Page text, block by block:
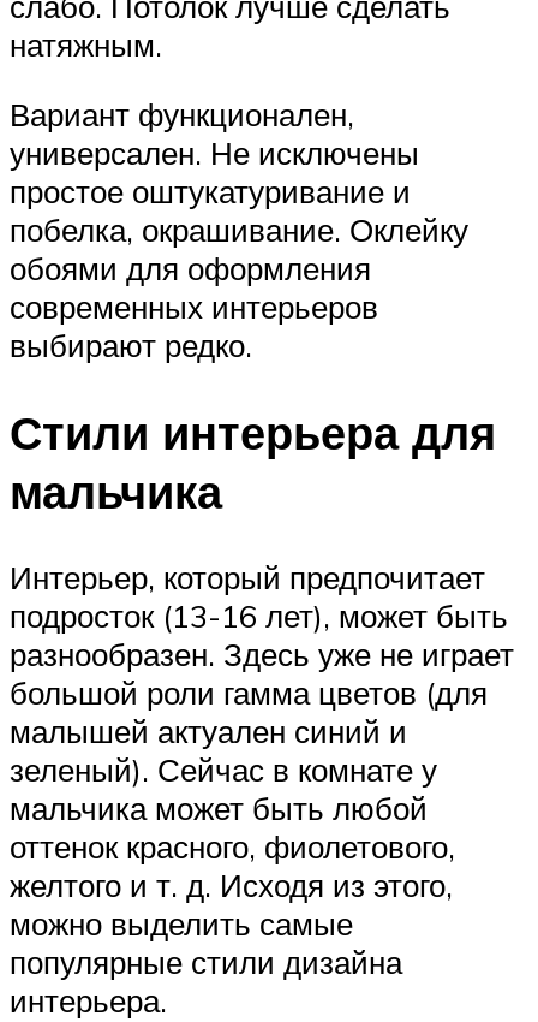
натяжным.
Вариант функционален,
универсален. Не исключены
простое оштукатуривание и
побелка, окрашивание. Оклейку
обоями для оформления
современных интерьеров
выбирают редко.
Стили интерьера для
мальчика
Интерьер, который предпочитает
подросток (13-16 лет), может быть
разнообразен. Здесь уже не играет
большой роли гамма цветов (для
малышей актуален синий и
зеленый). Сейчас в комнате у
мальчика может быть любой
оттенок красного, фиолетового,
желтого и т. д. Исходя из этого,
можно выделить самые
популярные стили дизайна
интерьера.